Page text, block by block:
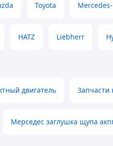
Toyota
HATZ Liebherr
двигатель Запчасти
Мерседес заглушка щупа